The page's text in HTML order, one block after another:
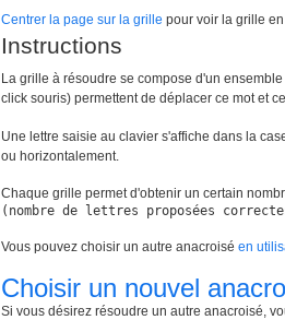
Centrer la page sur la grille pour voir la grille en
Instructions
La grille à résoudre se compose d'un
click souris) permettent de déplacer ce mot et
Une lettre saisie au clavier s'affiche dans la
ou horizontalement.
Chaque grille permet d'obtenir un certain
(nombre de lettres proposées
Vous pouvez choisir un autre anacroisé en
Choisir un nouvel
Si vous désirez résoudre un autre anacroisé,